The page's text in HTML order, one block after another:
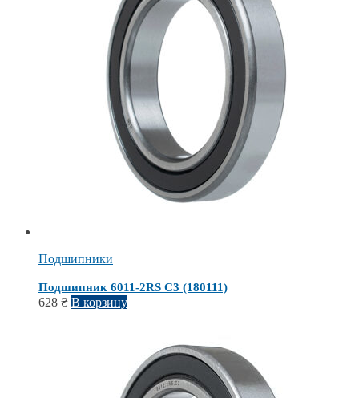
Подшипники
Подшипник 6011-2RS С3 (180111)
628 ₴ В корзину